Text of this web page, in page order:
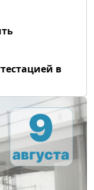
в